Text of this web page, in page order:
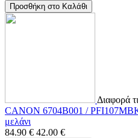
Προσθήκη στο Καλάθι
Διαφορά
CANON 6704B001 /
μελάνι
84.90 € 42.00 €